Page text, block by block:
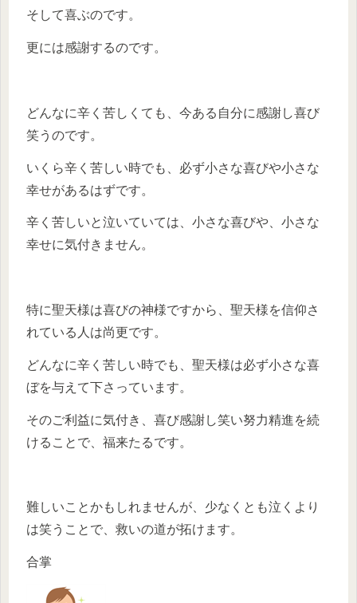
そして喜ぶのです。
更には感謝するのです。
どんなに辛く苦しくても、今ある自分に感謝し喜び
笑うのです。
いくら辛く苦しい時でも、必ず小さな喜びや小さな
幸せがあるはずです。
辛く苦しいと泣いていては、小さな喜びや、小さな
幸せに気付きません。
特に聖天様は喜びの神様ですから、聖天様を信仰さ
れている人は尚更です。
どんなに辛く苦しい時でも、聖天様は必ず小さな喜
ぼを与えて下さっています。
そのご利益に気付き、喜び感謝し笑い努力精進を続
けることで、福来たるです。
難しいことかもしれませんが、少なくとも泣くより
は笑うことで、救いの道が拓けます。
合掌